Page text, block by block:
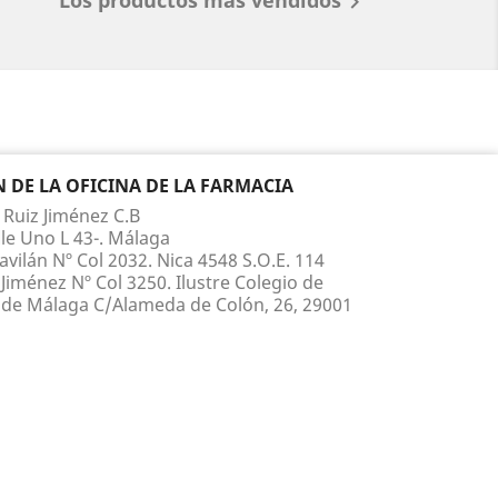
LA OFICINA DE LA FARMACIA
Jiménez C.B
Uno L 43-. Málaga
Nº Col 2032. Nica 4548 S.O.E. 114
Nº Col 3250. Ilustre Colegio de
Málaga C/Alameda de Colón, 26, 29001